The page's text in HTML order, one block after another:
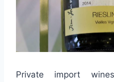
Private import